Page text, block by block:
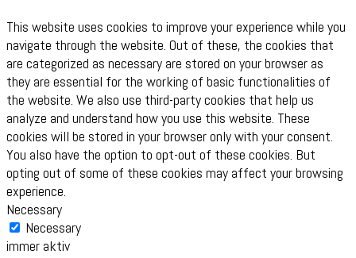
This website uses cookies to improve your experience while you
navigate through the website. Out of these, the cookies that
are categorized as necessary are stored on your browser as
they are essential for the working of basic functionalities of
the website. We also use third-party cookies that help us
analyze and understand how you use this website. These
cookies will be stored in your browser only with your consent.
You also have the option to opt-out of these cookies. But
opting out of some of these cookies may affect your browsing
experience.
Necessary
Necessary
immer aktiv